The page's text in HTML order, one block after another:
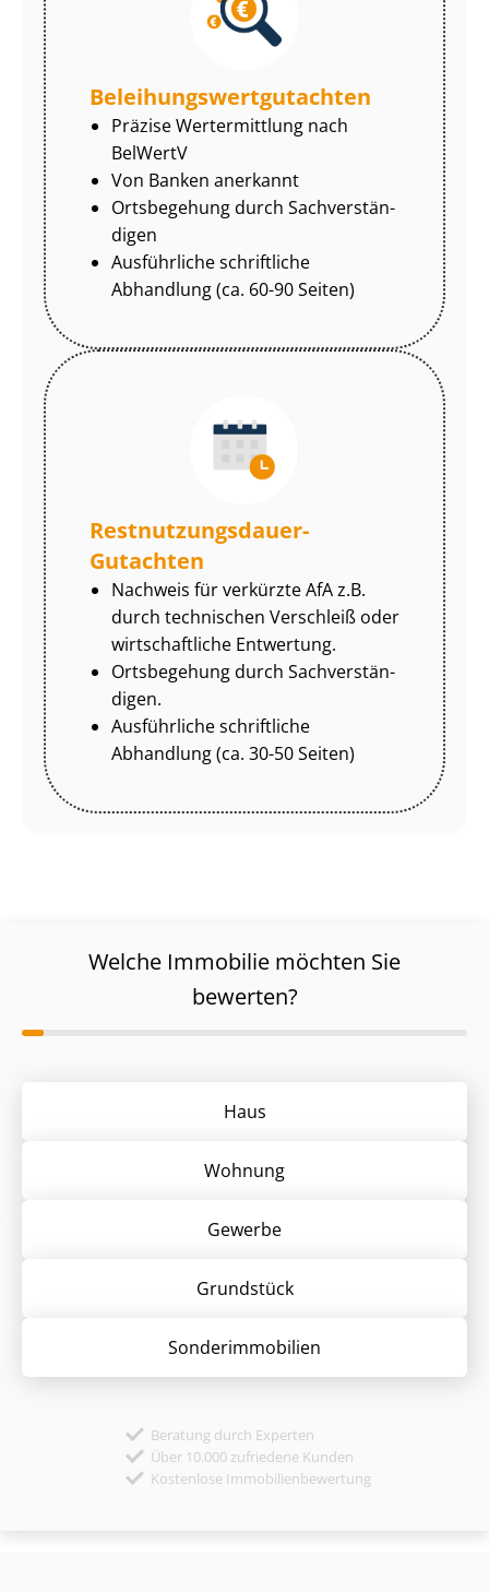
Be­lei­hungs­wert­gut­ach­ten
Präzise Wertermittlung nach
BelWertV
Von Banken anerkannt
Ortsbegehung durch Sach­ver­stän­
di­gen
Ausführliche schriftliche
Abhandlung (ca. 60-90 Seiten)
Rest­nut­zungs­dau­er-
Gutachten
Nachweis für verkürzte AfA z.B.
durch technischen Verschleiß oder
wirtschaftliche Entwertung.
Ortsbegehung durch Sach­ver­stän­
di­gen.
Ausführliche schriftliche
Abhandlung (ca. 30-50 Seiten)
Welche Immobilie möchten Sie
bewerten?
Haus
Wohnung
Gewerbe
Grund­stück
Sonder­immobilien
Beratung durch Experten
Über 10.000 zufriedene Kunden
Kostenlose Immobilienbewertung